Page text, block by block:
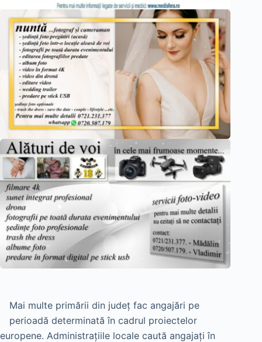
Mai multe primării din județ fac angajări pe
perioadă determinată în cadrul proiectelor
europene. Administrațiile locale caută angajați în